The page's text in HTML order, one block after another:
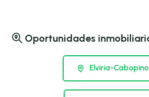
Oportunidades
Elviria-Cabopino